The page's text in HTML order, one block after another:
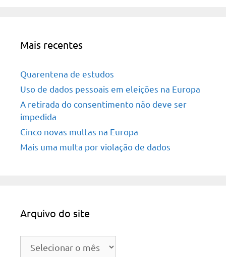
Mais recentes
Quarentena de estudos
Uso de dados pessoais em eleições na Europa
A retirada do consentimento não deve ser
impedida
Cinco novas multas na Europa
Mais uma multa por violação de dados
Arquivo do site
Arquivo